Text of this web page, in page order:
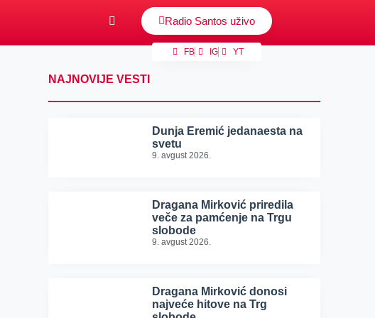
Radio Santos uživo
FB IG YT
NAJNOVIJE VESTI
Dunja Eremić jedanaesta na
svetu
9. avgust 2026.
Dragana Mirković priredila
veče za pamćenje na Trgu
slobode
9. avgust 2026.
Dragana Mirković donosi
najveće hitove na Trg